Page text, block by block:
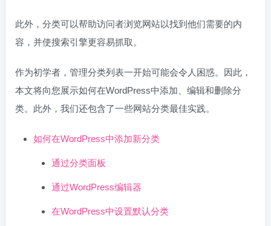
此外，分类可以帮助访问者浏览网站以找到他们需要的内
容，并使搜索引擎更容易抓取。
作为初学者，管理分类列表一开始可能会令人困惑。因此，
本文将向您展示如何在WordPress中添加、编辑和删除分
类。此外，我们还包含了一些网站分类最佳实践。
如何在WordPress中添加新分类
通过分类面板
通过WordPress编辑器
在WordPress中设置默认分类